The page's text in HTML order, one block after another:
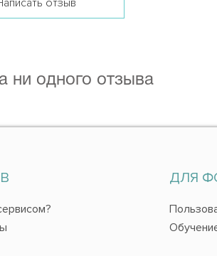
отзыв
ни одного отзыва
ДЛЯ